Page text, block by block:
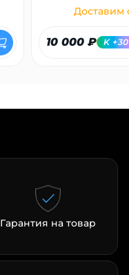
Доставим
10 000 ₽ K
Гарантия на товар